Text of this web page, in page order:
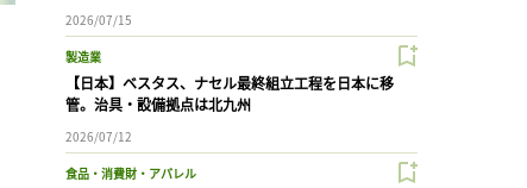
2026/07/15
製造業
【日本】ベスタス、ナセル最終組立工程を日本に移
管。治具・設備拠点は北九州
2026/07/12
食品・消費財・アパレル